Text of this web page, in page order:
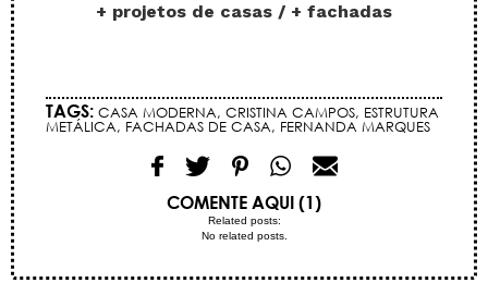
+ projetos de casas / + fachadas
TAGS: CASA MODERNA, CRISTINA CAMPOS, ESTRUTURA
METÁLICA, FACHADAS DE CASA, FERNANDA MARQUES
COMENTE AQUI (1)
Related posts:
No related posts.